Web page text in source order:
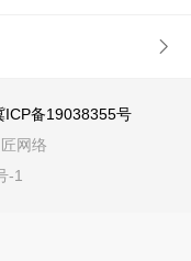
ICP备19038355号
网络
-1